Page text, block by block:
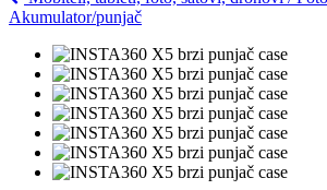
Akumulator/punjač